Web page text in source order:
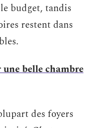
budget, tandis
restent dans
belle chambre
des foyers